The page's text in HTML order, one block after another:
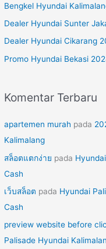
u
k
:
Bengkel Hyundai
Dealer Hyundai Sunter
Dealer Hyundai Cikarang
Promo Hyundai Bekasi
Komentar Terbaru
apartemen murah pada
Kalimalang
สล็อตแตกง่าย pada
Cash
เว็บสล็อต pada Hyundai
Cash
preview website before
Palisade Hyundai